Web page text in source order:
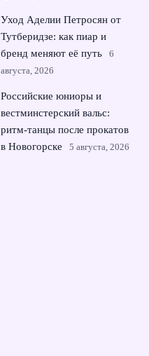
Уход Аделии Петросян от
Тутберидзе: как пиар и
бренд меняют её путь
6
августа, 2026
Российские юниоры и
вестминстерский вальс:
ритм-танцы после прокатов
в Новогорске
5 августа, 2026